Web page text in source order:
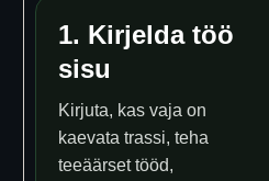
1. Kirjelda töö
sisu
Kirjuta, kas vaja on
kaevata trassi, teha
teeäärset tööd,